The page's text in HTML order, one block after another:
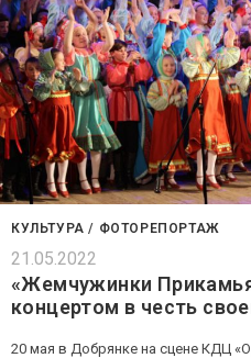
КУЛЬТУРА / ФОТОРЕПОРТАЖ
21.05.2022
«Жемчужинки
концертом в честь
20 мая в Добрянке на сцене КДЦ